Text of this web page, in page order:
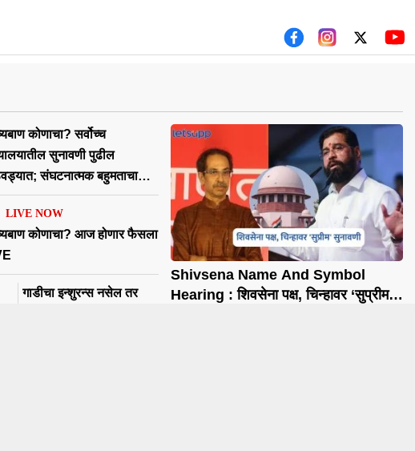
कोणाचा? सर्वोच्च
सुनावणी पुढील
संघटनात्मक बहुमताचा
गटाचा दावा
LIVE NOW
कोणाचा? आज होणार फैसला
गाडीचा इन्शुरन्स नसेल तर
Shivsena Name And Symbol
Hearing : शिवसेना पक्ष, चिन्हावर ‘सुप्रीम’